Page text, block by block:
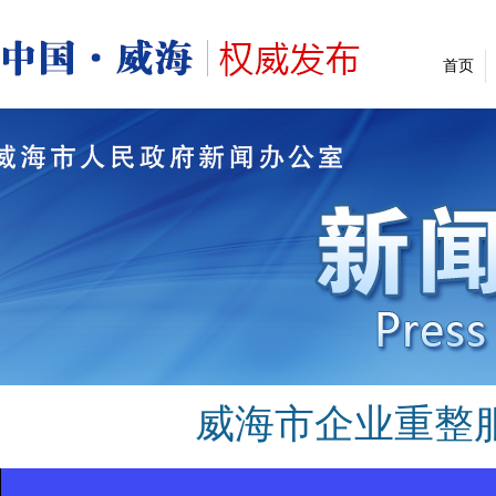
首页
威海市企业重整